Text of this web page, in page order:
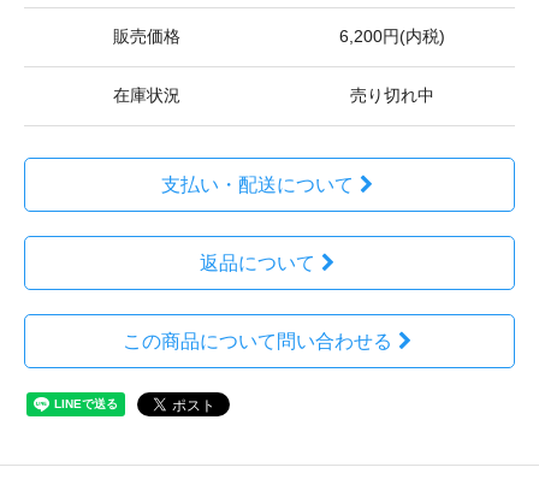
販売価格 6,200円(内税)
在庫状況 売り切れ中
支払い・配送について
返品について
この商品について問い合わせる